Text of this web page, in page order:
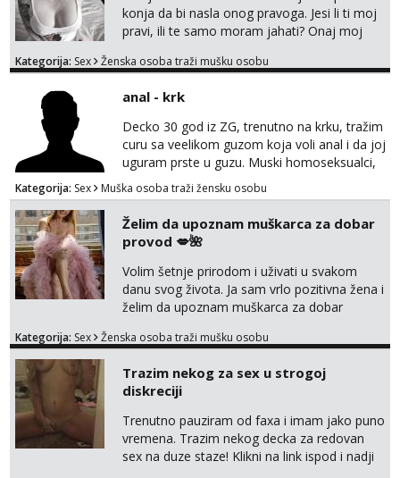
konja da bi nasla onog pravoga. Jesi li ti moj
pravi, ili te samo moram jahati? Onaj moj
na sexdater link i javi mi se tamo....
Kategorija: Sex Ženska osoba traži mušku osobu
anal - krk
Decko 30 god iz ZG, trenutno na krku, tražim
curu sa veelikom guzom koja voli anal i da joj
uguram prste u guzu. Muski homoseksualci,
parovi i transiči odjebite, ne zanimate me. Bilo
kakva placanja opcenito (gotovina) ili
unaprijed (aircash, paysafecard, bonovi) ne
dolaze u obzir. Javit se prvo porukom na
whatsapp 0958048882.
Kategorija: Sex Muška osoba traži žensku osobu
Želim da upoznam muškarca za dobar
provod 💋🌺
Volim šetnje prirodom i uživati u svakom
danu svog života. Ja sam vrlo pozitivna žena i
želim da upoznam muškarca za dobar
na link ispod i nadji me tamo, cekam te!
Kategorija: Sex Ženska osoba traži mušku osobu
Trazim nekog za sex u strogoj
diskreciji
Trenutno pauziram od faxa i imam jako puno
vremena. Trazim nekog decka za redovan
sex na duze staze! Klikni na link ispod i nadji